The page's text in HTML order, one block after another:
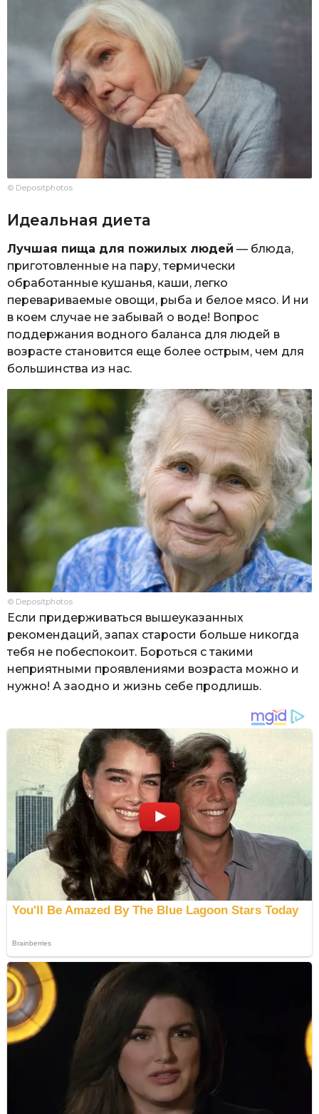
© Depositphotos
Идеальная диета
Лучшая пища для пожилых людей — блюда,
приготовленные на пару, термически
обработанные кушанья, каши, легко
перевариваемые овощи, рыба и белое мясо. И ни
в коем случае не забывай о воде! Вопрос
поддержания водного баланса для людей в
возрасте становится еще более острым, чем для
большинства из нас.
© Depositphotos
Если придерживаться вышеуказанных
рекомендаций, запах старости больше никогда
тебя не побеспокоит. Бороться с такими
неприятными проявлениями возраста можно и
нужно! А заодно и жизнь себе продлишь.